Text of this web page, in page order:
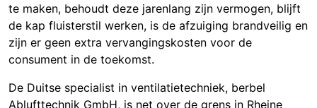
te maken, behoudt deze jarenlang zijn vermogen, blijft
de kap fluisterstil werken, is de afzuiging brandveilig en
zijn er geen extra vervangingskosten voor de
consument in de toekomst.
De Duitse specialist in ventilatietechniek, berbel
Ablufttechnik GmbH, is net over de grens in Rheine